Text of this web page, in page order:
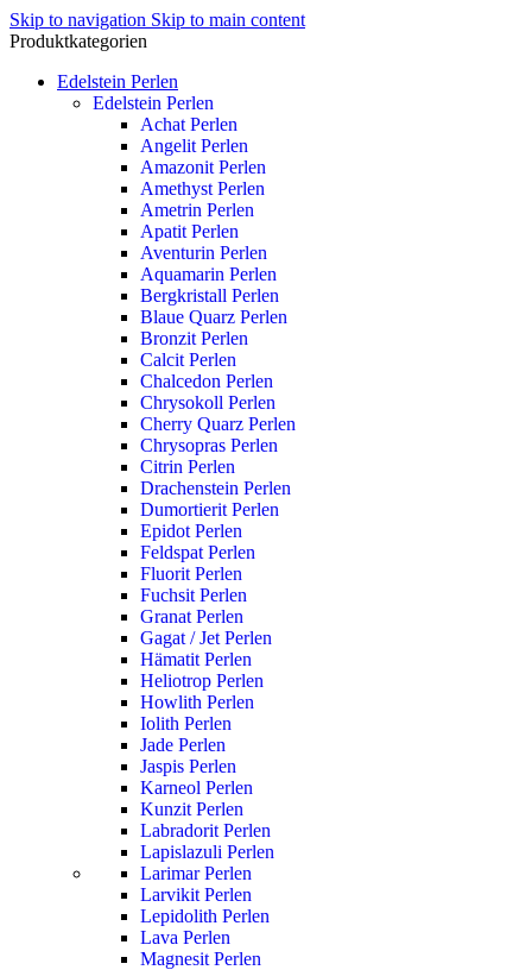
Skip to navigation Skip to main content
Produktkategorien
Edelstein Perlen
Edelstein Perlen
Achat Perlen
Angelit Perlen
Amazonit Perlen
Amethyst Perlen
Ametrin Perlen
Apatit Perlen
Aventurin Perlen
Aquamarin Perlen
Bergkristall Perlen
Blaue Quarz Perlen
Bronzit Perlen
Calcit Perlen
Chalcedon Perlen
Chrysokoll Perlen
Cherry Quarz Perlen
Chrysopras Perlen
Citrin Perlen
Drachenstein Perlen
Dumortierit Perlen
Epidot Perlen
Feldspat Perlen
Fluorit Perlen
Fuchsit Perlen
Granat Perlen
Gagat / Jet Perlen
Hämatit Perlen
Heliotrop Perlen
Howlith Perlen
Iolith Perlen
Jade Perlen
Jaspis Perlen
Karneol Perlen
Kunzit Perlen
Labradorit Perlen
Lapislazuli Perlen
Larimar Perlen
Larvikit Perlen
Lepidolith Perlen
Lava Perlen
Magnesit Perlen